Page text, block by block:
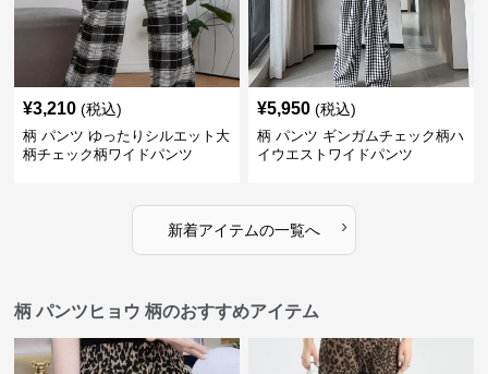
¥3,210 (税込)
柄 パンツ ゆったりシルエット大
柄チェック柄ワイドパンツ
¥5,950 (税込)
柄 パンツ ギンガムチェック柄ハ
イウエストワイドパンツ
新着アイテムの一覧へ ›
柄 パンツヒョウ 柄のおすすめアイテム